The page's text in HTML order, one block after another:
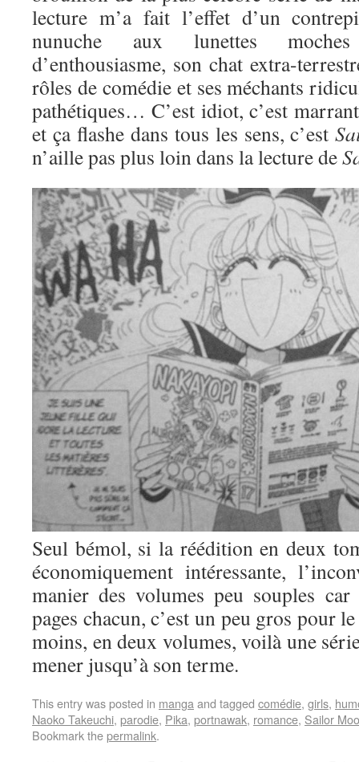
lecture m’a fait l’effet d’un
nunuche aux lunettes
d’enthousiasme, son chat extra-
rôles de comédie et ses méchants
pathétiques… C’est idiot, c’est
et ça flashe dans tous les sens, c’est
n’aille pas plus loin dans la lecture de
Seul bémol, si la réédition en deux
économiquement intéressante,
manier des volumes peu souples
pages chacun, c’est un peu gros pour
moins, en deux volumes, voilà une
mener jusqu’à son terme.
This entry was posted in mangaand tagged comédie, girls,
Naoko Takeuchi, parodie, Pika, portnawak, romance, Sailor
Bookmark thepermalink.